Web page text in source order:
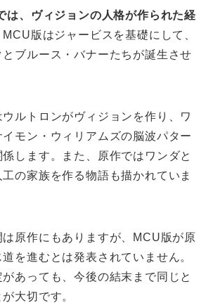
は、ヴィジョンの人格が作られた経
MCU版はジャービスを基礎にして、
とブルース・バナーたちが誕生させ
ルトロンがヴィジョンを作り、ワ
モン・ウィリアムズの脳波パター
します。また、原作ではワンダと
の家族を作る物語も描かれていま
原作にもありますが、MCU版が原
を進むとは発表されていません。
あっても、今後の結末まで同じと
大切です。